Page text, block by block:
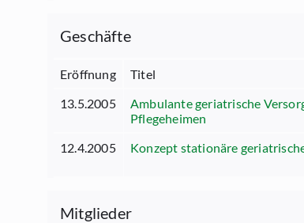
Geschäfte
Eröffnung Titel
13.5.2005
Ambulante geriatrische
Pflegeheimen
12.4.2005 Konzept stationäre
Mitglieder